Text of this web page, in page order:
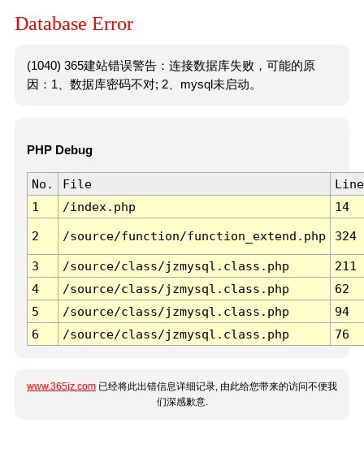
Database Error
(1040) 365建站错误警告：连接数据库失败，可能的原
因：1、数据库密码不对; 2、mysql未启动。
PHP Debug
No. File
Line
1
/index.php 14
2 /source/function/function_extend.php 324
3 /source/class/jzmysql.class.php
211
4
/source/class/jzmysql.class.php
62
5
/source/class/jzmysql.class.php
94
6
/source/class/jzmysql.class.php 76
www.365jz.com 已经将此出错信息详细记录, 由此给您带来的访问不便我
们深感歉意.